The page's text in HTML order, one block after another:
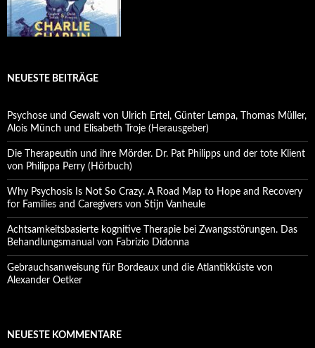
NEUESTE BEITRÄGE
Psychose und Gewalt von Ulrich Ertel, Günter Lempa, Thomas Müller,
Alois Münch und Elisabeth Troje (Herausgeber)
Die Therapeutin und ihre Mörder. Dr. Pat Philipps und der tote Klient
von Philippa Perry (Hörbuch)
Why Psychosis Is Not So Crazy. A Road Map to Hope and Recovery
for Families and Caregivers von Stijn Vanheule
Achtsamkeitsbasierte kognitive Therapie bei Zwangsstörungen. Das
Behandlungsmanual von Fabrizio Didonna
Gebrauchsanweisung für Bordeaux und die Atlantikküste von
Alexander Oetker
NEUESTE KOMMENTARE